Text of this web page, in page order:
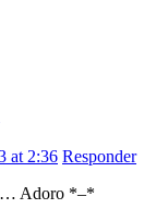
at 2:36 Responder
Adoro *–*